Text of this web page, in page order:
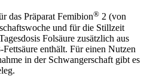
das Präparat Femibion® 2 (von
und für die Stillzeit
Folsäure zusätzlich aus
enthält. Für einen Nutzen
in der Schwangerschaft gibt es